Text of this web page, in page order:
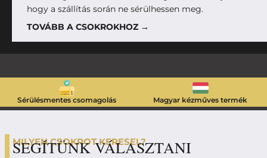
hogy a szállítás során ne sérülhessen meg.
TOVÁBB A CSOKROKHOZ →
Sérülésmentes csomagolás Magyar kézműves termék
MILYEN CSOKROT KERESEL?
SEGÍTÜNK VÁLASZTANI